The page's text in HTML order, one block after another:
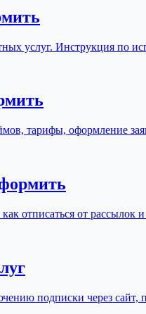
услуг. Инструкция
тарифы, оформление
отписаться от
подписки через